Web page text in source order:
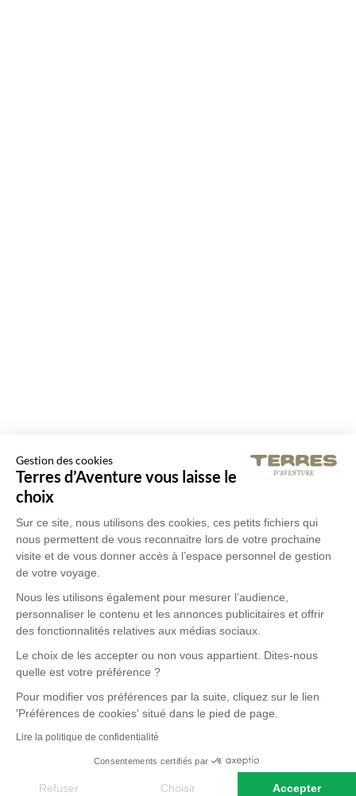
Gestion des cookies
Terres d’Aventure vous laisse le
choix
Sur ce site, nous utilisons des cookies, ces petits fichiers qui
nous permettent de vous reconnaitre lors de votre prochaine
visite et de vous donner accès à l’espace personnel de gestion
de votre voyage.
Nous les utilisons également pour mesurer l’audience,
personnaliser le contenu et les annonces publicitaires et offrir
des fonctionnalités relatives aux médias sociaux.
Le choix de les accepter ou non vous appartient. Dites-nous
quelle est votre préférence ?
Pour modifier vos préférences par la suite, cliquez sur le lien
'Préférences de cookies' situé dans le pied de page.
Lire la politique de confidentialité
Consentements certifiés par
Refuser Choisir Accepter